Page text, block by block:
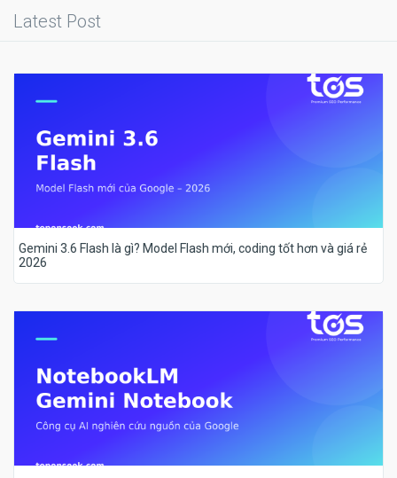
Latest Post
Gemini 3.6 Flash là gì? Model Flash mới, coding tốt hơn và giá rẻ
2026